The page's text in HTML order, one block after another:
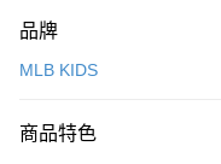
信用卡一次付款
LINE Pay
品牌
MLB KIDS
商品特色